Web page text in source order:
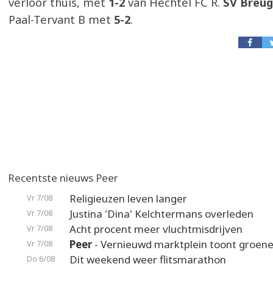
Paal-Tervant B met 5-2.
Recentste nieuws Peer
Vr 7/08 Religieuzen leven langer
Vr 7/08 Justina 'Dina' Kelchtermans overleden
Vr 7/08 Acht procent meer vluchtmisdrijven
Vr 7/08 Peer- Vernieuwd marktplein toont
Do 6/08 Dit weekend weer flitsmarathon